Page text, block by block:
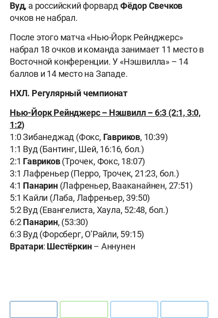
Вуд, а российский форвардФёдор Свечков
очков не набрал.
После этого матча «Нью-Йорк Рейнджерс»
набрал 18 очков и команда занимает 11 место в
Восточной конференции. У «Нэшвилла» – 14
баллов и 14 место на Западе.
НХЛ. Регулярный чемпионат
Нью-Йорк Рейнджерс – Нэшвилл – 6:3 (2:1, 3:0,
1:2)
1:0 Зибанеджад (Фокс, Гавриков, 10:39)
1:1 Вуд (Бантинг, Шей, 16:16, бол.)
2:1 Гавриков(Трочек, Фокс, 18:07)
3:1 Лафреньер (Перро, Трочек, 21:23, бол.)
4:1 Панарин(Лафреньер, Вааканайнен, 27:51)
5:1 Кайли (Лаба, Лафреньер, 39:50)
5:2 Вуд (Евангелиста, Хаула, 52:48, бол.)
6:2Панарин, (53:30)
6:3 Вуд (Форсберг, О’Райли, 59:15)
Вратари: Шестёркин– Аннунен